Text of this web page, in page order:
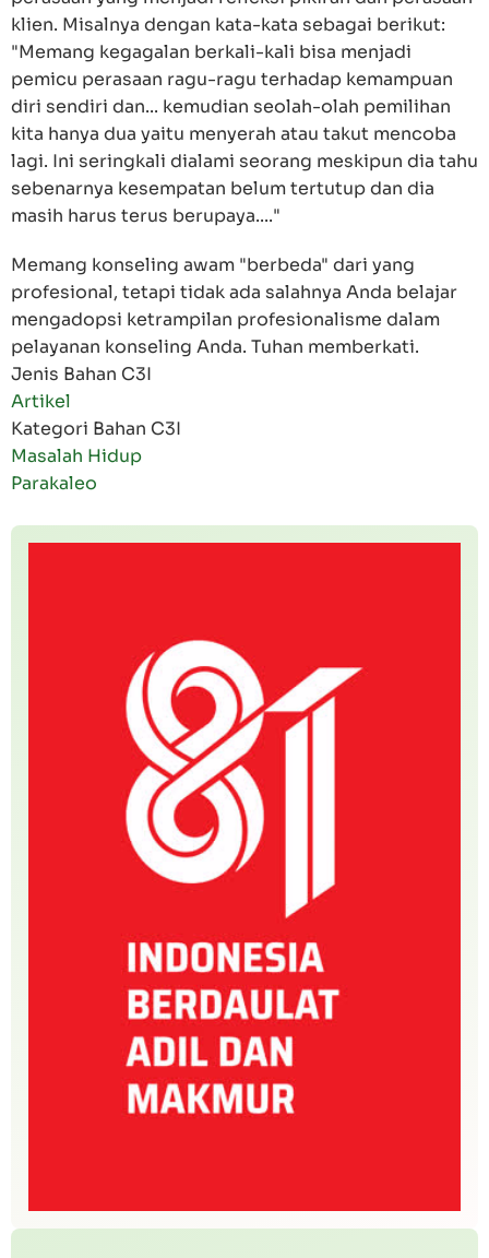
klien. Misalnya dengan kata-kata sebagai berikut:
"Memang kegagalan berkali-kali bisa menjadi
pemicu perasaan ragu-ragu terhadap kemampuan
diri sendiri dan... kemudian seolah-olah pemilihan
kita hanya dua yaitu menyerah atau takut mencoba
lagi. Ini seringkali dialami seorang meskipun dia tahu
sebenarnya kesempatan belum tertutup dan dia
masih harus terus berupaya...."
Memang konseling awam "berbeda" dari yang
profesional, tetapi tidak ada salahnya Anda belajar
mengadopsi ketrampilan profesionalisme dalam
pelayanan konseling Anda. Tuhan memberkati.
Jenis Bahan C3I
Artikel
Kategori Bahan C3I
Masalah Hidup
Parakaleo